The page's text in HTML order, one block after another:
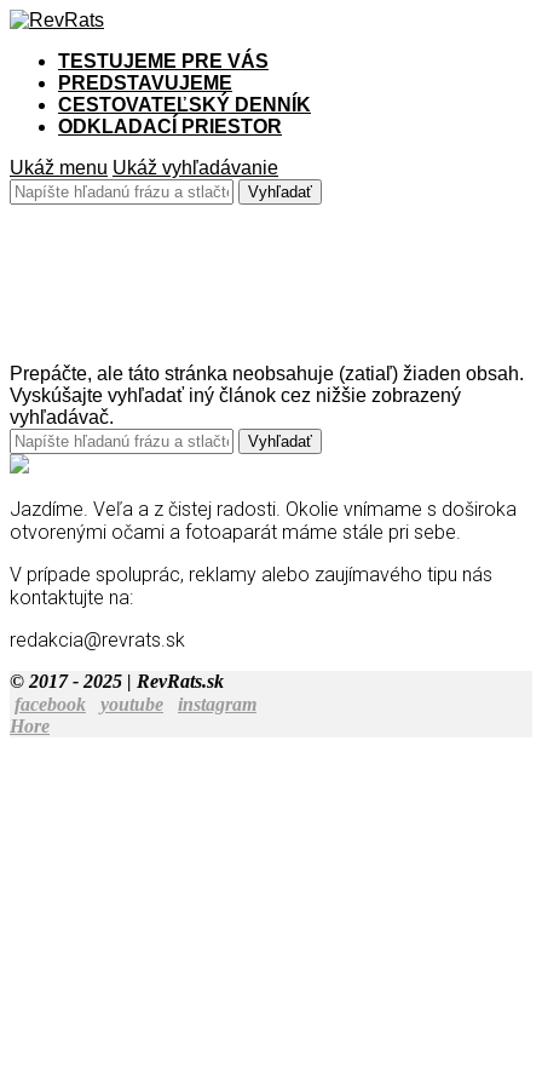
TESTUJEME PRE VÁS
PREDSTAVUJEME
CESTOVATEĽSKÝ DENNÍK
ODKLADACÍ PRIESTOR
Ukáž menu Ukáž vyhľadávanie
Prepáčte, ale táto stránka neobsahuje (zatiaľ) žiaden obsah.
Vyskúšajte vyhľadať iný článok cez nižšie zobrazený
vyhľadávač.
Jazdíme. Veľa a z čistej radosti. Okolie vnímame s doširoka
otvorenými očami a fotoaparát máme stále pri sebe.
V prípade spoluprác, reklamy alebo zaujímavého tipu nás
kontaktujte na:
redakcia@revrats.sk
© 2017 - 2025 | RevRats.sk
facebook
youtube
instagram
Hore